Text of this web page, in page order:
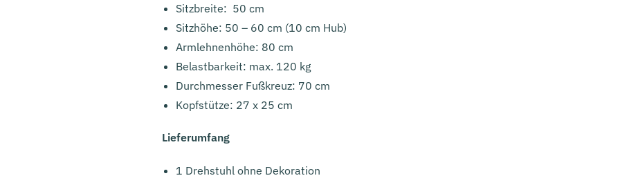
Sitzbreite: 50 cm
Sitzhöhe: 50 – 60 cm (10 cm Hub)
Armlehnenhöhe: 80 cm
Belastbarkeit: max. 120 kg
Durchmesser Fußkreuz: 70 cm
Kopfstütze: 27 x 25 cm
Lieferumfang
1 Drehstuhl ohne Dekoration